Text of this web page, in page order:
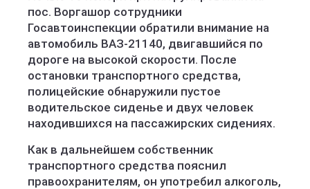
пос. Воргашор сотрудники
Госавтоинспекции обратили внимание на
автомобиль ВАЗ-21140, двигавшийся по
дороге на высокой скорости. После
остановки транспортного средства,
полицейские обнаружили пустое
водительское сиденье и двух человек
находившихся на пассажирских сидениях.
Как в дальнейшем собственник
транспортного средства пояснил
правоохранителям, он употребил алкоголь,